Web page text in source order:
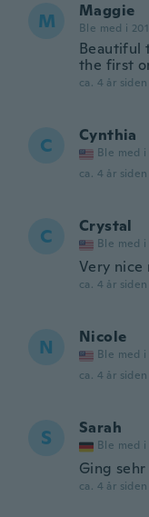
M Maggie
Ble med i
Beautiful
the first
ca. 4 år siden
C Cynthia
Ble med i
ca. 4 år siden
C Crystal
Ble med i
Very
ca. 4 år siden
N Nicole
Ble med i
ca. 4 år siden
S Sarah
Ble med i
Ging
ca. 4 år siden